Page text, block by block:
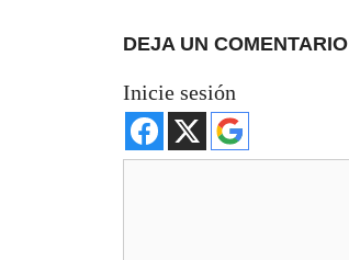
DEJA UN COMENTARIO
Inicie sesión